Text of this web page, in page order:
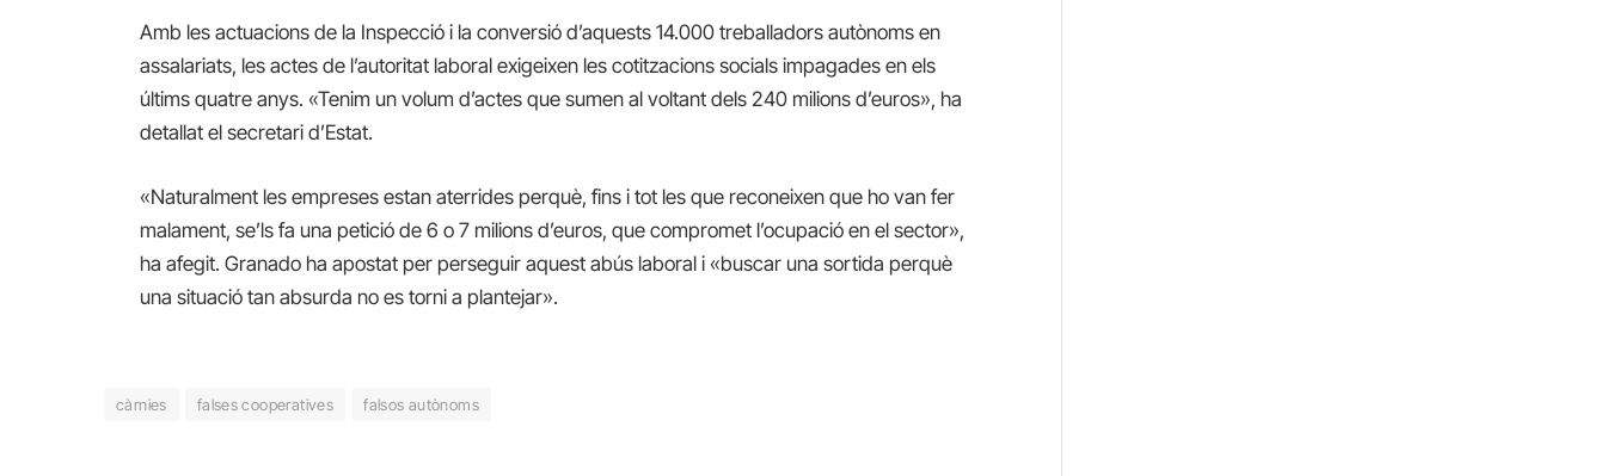
Amb les actuacions de la Inspecció i la conversió d’aquests 14.000 treballadors autònoms en
assalariats, les actes de l’autoritat laboral exigeixen les cotitzacions socials impagades en els
últims quatre anys. «Tenim un volum d’actes que sumen al voltant dels 240 milions d’euros», ha
detallat el secretari d’Estat.
«Naturalment les empreses estan aterrides perquè, fins i tot les que reconeixen que ho van fer
malament, se’ls fa una petició de 6 o 7 milions d’euros, que compromet l’ocupació en el sector»,
ha afegit. Granado ha apostat per perseguir aquest abús laboral i «buscar una sortida perquè
una situació tan absurda no es torni a plantejar».
càrnies falses cooperatives falsos autònoms